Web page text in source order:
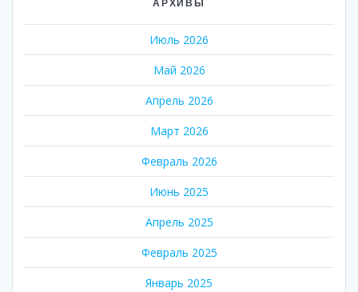
АРХИВЫ
Июль 2026
Май 2026
Апрель 2026
Март 2026
Февраль 2026
Июнь 2025
Апрель 2025
Февраль 2025
Январь 2025